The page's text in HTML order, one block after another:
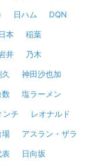
日ハム
DQN
本
稲葉
井
乃木
神田沙也加
数
塩ラーメン
ンチ
レオナルド
場
アスラン・ザラ
日向坂